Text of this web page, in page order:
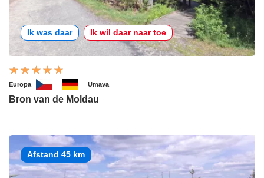
Ik was daar Ik wil daar naar toe
Europa Umava
Bron van de Moldau
Afstand 45 km